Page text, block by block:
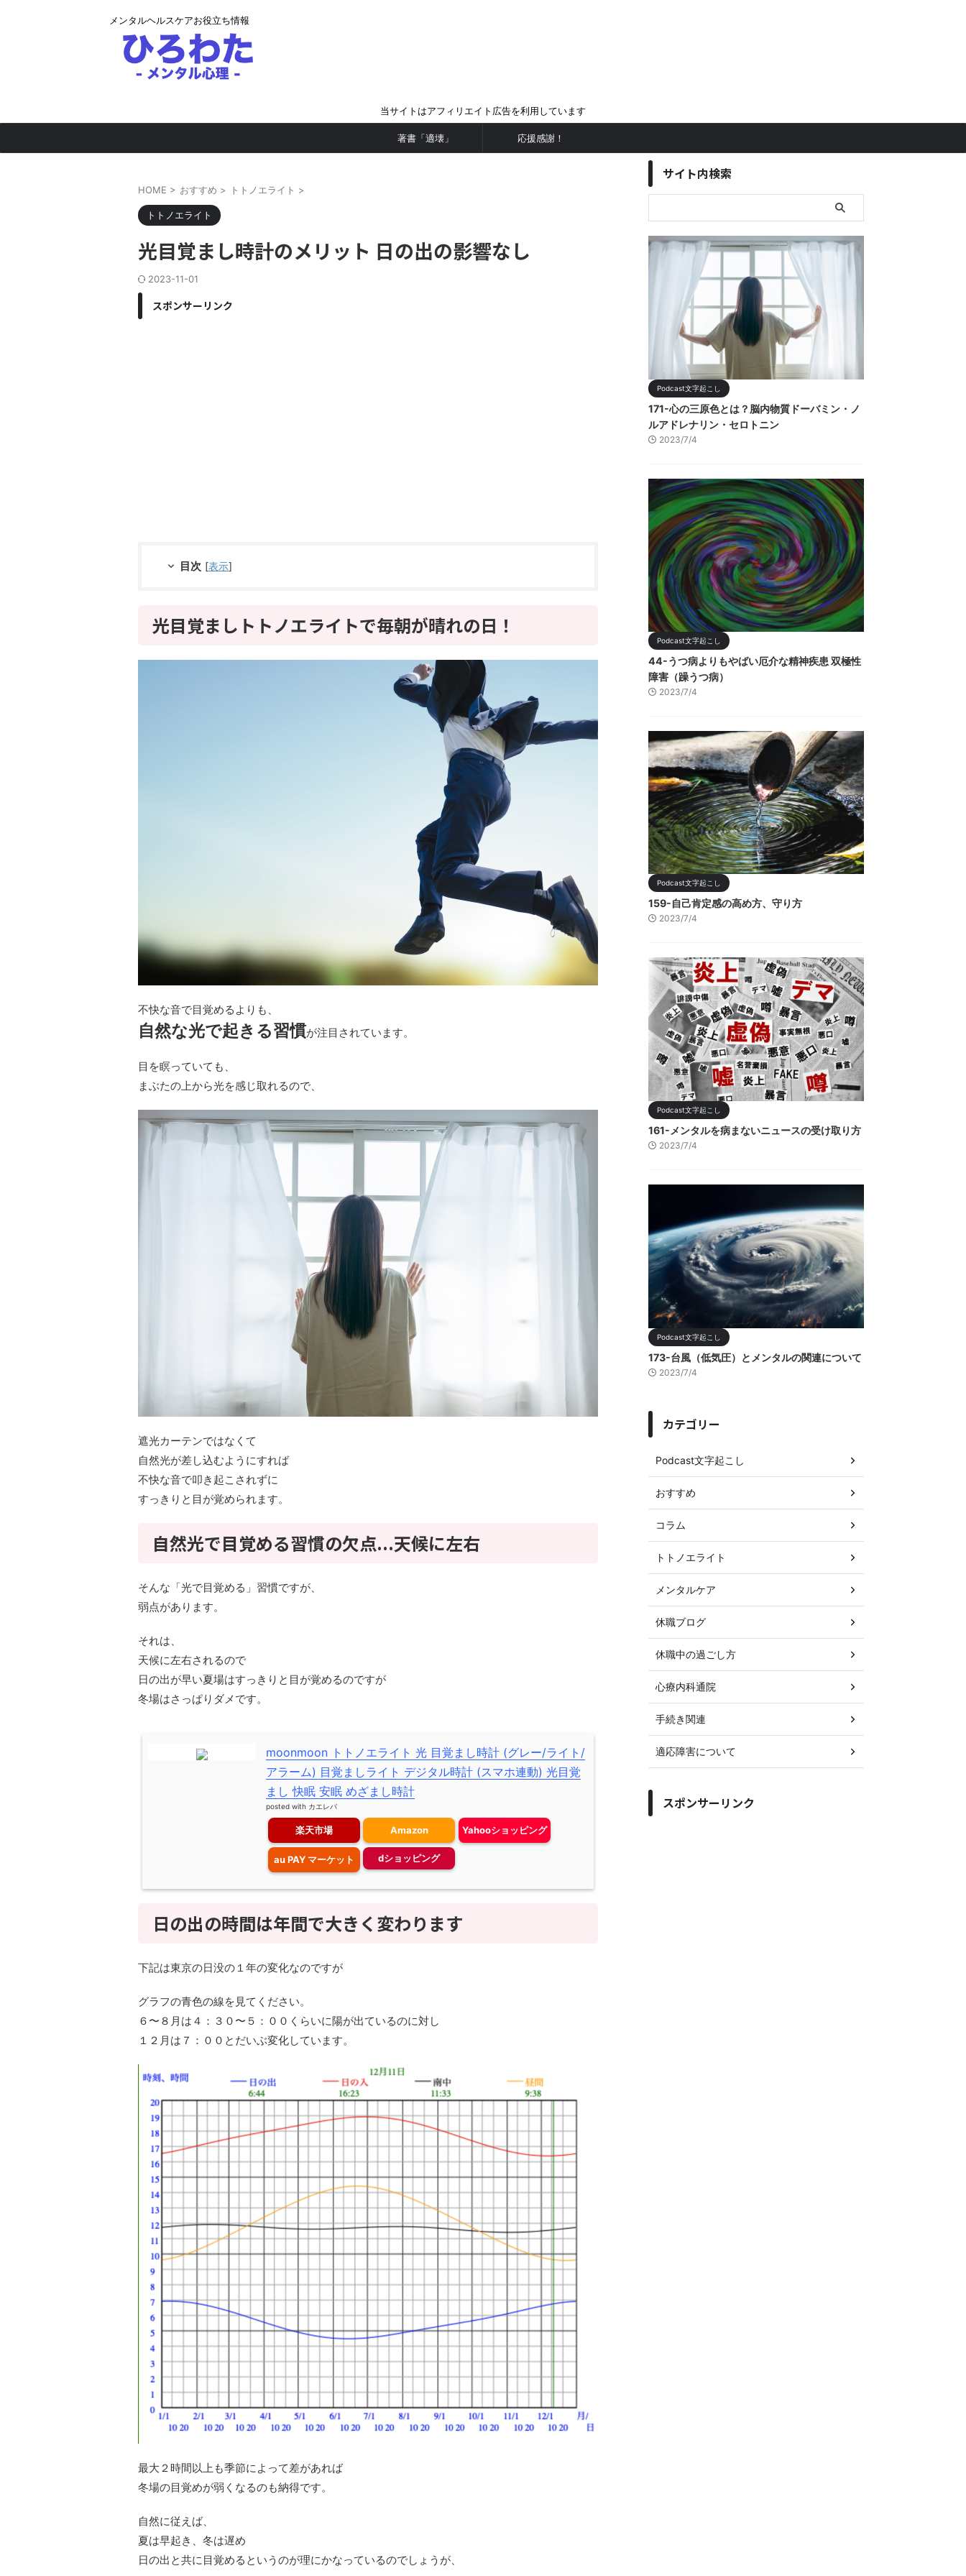
メンタルヘルスケアお役立ち情報
当サイトはアフィリエイト広告を利用しています
著書「適壊」 応援感謝！
HOME > おすすめ > トトノエライト >
トトノエライト
光目覚まし時計のメリット 日の出の影響なし
2023-11-01
スポンサーリンク
目次 [表示]
光目覚ましトトノエライトで毎朝が晴れの日！
不快な音で目覚めるよりも、
自然な光で起きる習慣が注目されています。
目を瞑っていても、
まぶたの上から光を感じ取れるので、
遮光カーテンではなくて
自然光が差し込むようにすれば
不快な音で叩き起こされずに
すっきりと目が覚められます。
自然光で目覚める習慣の欠点...天候に左右
そんな「光で目覚める」習慣ですが、
弱点があります。
それは、
天候に左右されるので
日の出が早い夏場はすっきりと目が覚めるのですが
冬場はさっぱりダメです。
moonmoon トトノエライト 光 目覚まし時計 (グレー/ライト/
アラーム) 目覚ましライト デジタル時計 (スマホ連動) 光目覚
まし 快眠 安眠 めざまし時計
posted with カエレバ
楽天市場 Amazon Yahooショッピング
au PAY マーケット dショッピング
日の出の時間は年間で大きく変わります
下記は東京の日没の１年の変化なのですが
グラフの青色の線を見てください。
６〜８月は４：３０〜５：００くらいに陽が出ているのに対し
１２月は７：００とだいぶ変化しています。
最大２時間以上も季節によって差があれば
冬場の目覚めが弱くなるのも納得です。
自然に従えば、
夏は早起き、冬は遅め
日の出と共に目覚めるというのが理にかなっているのでしょうが、
サイト内検索
Podcast文字起こし
171-心の三原色とは？脳内物質ドーバミン・ノ
ルアドレナリン・セロトニン
2023/7/4
Podcast文字起こし
44-うつ病よりもやばい厄介な精神疾患 双極性
障害（躁うつ病）
2023/7/4
Podcast文字起こし
159-自己肯定感の高め方、守り方
2023/7/4
Podcast文字起こし
161-メンタルを病まないニュースの受け取り方
2023/7/4
Podcast文字起こし
173-台風（低気圧）とメンタルの関連について
2023/7/4
カテゴリー
Podcast文字起こし
おすすめ
コラム
トトノエライト
メンタルケア
休職ブログ
休職中の過ごし方
心療内科通院
手続き関連
適応障害について
スポンサーリンク